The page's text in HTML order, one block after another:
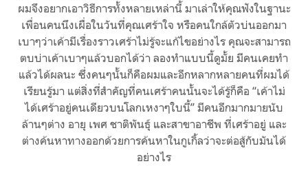
ผมจึงอยากเอาวิธีการทั้งหลายเหล่านี้ มาเล่าให้คุณฟังในฐานะ
เพื่อนคนนึงเผื่อในวันที่คุณเศร้าใจ หรือคนใกล้ตัวบ่นออกมา
เบาๆว่าเค้ามีเรื่องราวเศร้าไม่รู้จะแก้ไขอย่างไร คุณจะสามารถ
ตบบ่าเค้าเบาๆแล้วบอกได้ว่า ลองทำแบบนี้ดูมั้ย มีคนเคยทำ
แล้วได้ผลนะ ซึ่งคนๆนั้นก็คือผมและอีกหลากหลายคนที่ผมได้
เรียนรู้มา แต่สิ่งที่สำคัญที่คนเศร้าคนนั้นจะได้รู้ก็คือ “เค้าไม่
ได้เศร้าอยู่คนเดียวบนโลกเหงาๆใบนี้” มีคนอีกมากมายนับ
ล้านๆต่าง อายุ เพศ ชาติพันธุ์ และสาขาอาชีพ ที่เศร้าอยู่ และ
ต่างค้นหาทางออกด้วยการค้นหาในกูเกิ้ลว่าจะต่อสู้กับมันได้
อย่างไร